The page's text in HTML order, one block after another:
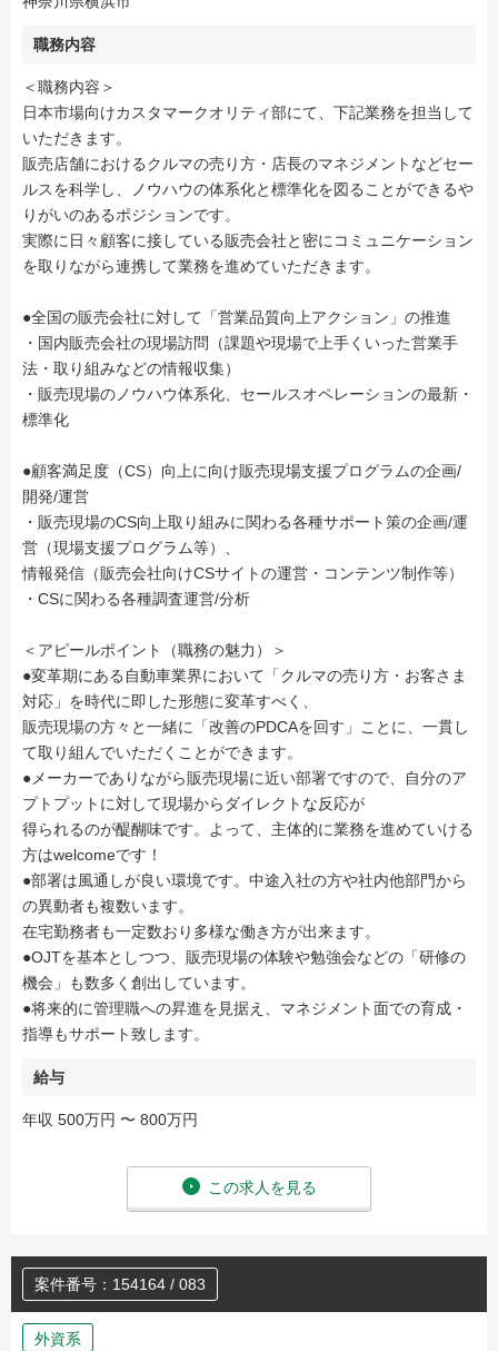
職務内容
＜職務内容＞
日本市場向けカスタマークオリティ部にて、下記業務を担当して
いただきます。
販売店舗におけるクルマの売り方・店長のマネジメントなどセー
ルスを科学し、ノウハウの体系化と標準化を図ることができるや
りがいのあるポジションです。
実際に日々顧客に接している販売会社と密にコミュニケーション
を取りながら連携して業務を進めていただきます。
●全国の販売会社に対して「営業品質向上アクション」の推進
・国内販売会社の現場訪問（課題や現場で上手くいった営業手
法・取り組みなどの情報収集）
・販売現場のノウハウ体系化、セールスオペレーションの最新・
標準化
●顧客満足度（CS）向上に向け販売現場支援プログラムの企画/
開発/運営
・販売現場のCS向上取り組みに関わる各種サポート策の企画/運
営（現場支援プログラム等）、
情報発信（販売会社向けCSサイトの運営・コンテンツ制作等）
・CSに関わる各種調査運営/分析
＜アピールポイント（職務の魅力）＞
●変革期にある自動車業界において「クルマの売り方・お客さま
対応」を時代に即した形態に変革すべく、
販売現場の方々と一緒に「改善のPDCAを回す」ことに、一貫し
て取り組んでいただくことができます。
●メーカーでありながら販売現場に近い部署ですので、自分のア
プトプットに対して現場からダイレクトな反応が
得られるのが醍醐味です。よって、主体的に業務を進めていける
方はwelcomeです！
●部署は風通しが良い環境です。中途入社の方や社内他部門から
の異動者も複数います。
在宅勤務者も一定数おり多様な働き方が出来ます。
●OJTを基本としつつ、販売現場の体験や勉強会などの「研修の
機会」も数多く創出しています。
●将来的に管理職への昇進を見据え、マネジメント面での育成・
指導もサポート致します。
給与
年収 500万円 〜 800万円
この求人を見る
案件番号：154164 / 083
外資系